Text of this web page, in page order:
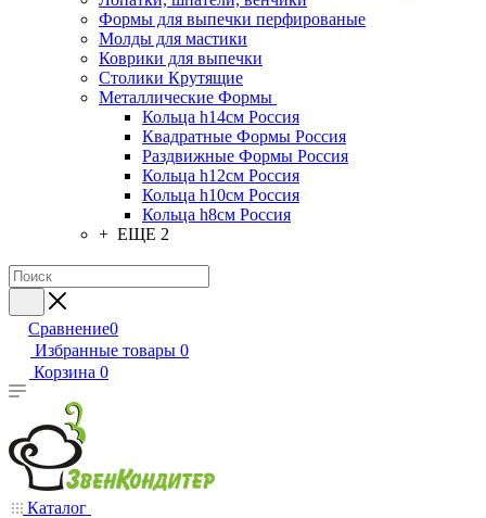
Формы для выпечки перфированые
Молды для мастики
Коврики для выпечки
Столики Крутящие
Металлические Формы
Кольца h14см Россия
Квадратные Формы Россия
Раздвижные Формы Россия
Кольца h12см Россия
Кольца h10см Россия
Кольца h8см Россия
+ ЕЩЕ 2
Сравнение0
Избранные товары 0
Корзина 0
Каталог